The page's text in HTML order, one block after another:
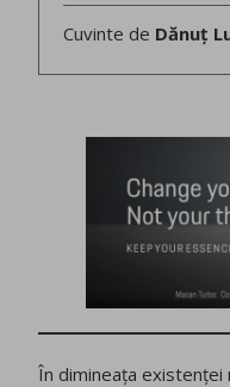
Cuvinte de Dănuț
În dimineața